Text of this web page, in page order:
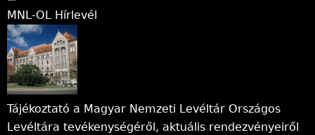
i
h
e
l
y
MNL-OL Hírlevél
Tájékoztató a Magyar Nemzeti Levéltár Országos
Levéltára tevékenységéről, aktuális rendezvényeiről